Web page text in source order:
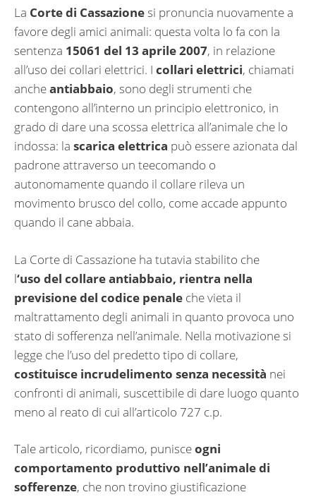
La Corte di Cassazionesi pronuncia nuovamente a
favore degli amici animali: questa volta lo fa con la
sentenza 15061 del 13 aprile 2007, in relazione
all’uso dei collari elettrici. I collari elettrici, chiamati
ancheantiabbaio, sono degli strumenti che
contengono all’interno un principio elettronico, in
grado di dare una scossa elettrica all’animale che lo
indossa: la scarica elettrica può essere azionata dal
padrone attraverso un teecomando o
autonomamente quando il collare rileva un
movimento brusco del collo, come accade appunto
quando il cane abbaia.
La Corte di Cassazione ha tutavia stabilito che
l‘uso del collare antiabbaio, rientra nella
previsione del codice penale che vieta il
maltrattamento degli animali in quanto provoca uno
stato di sofferenza nell’animale. Nella motivazione si
legge che l’uso del predetto tipo di collare,
costituisce incrudelimento senza necessità nei
confronti di animali, suscettibile di dare luogo quanto
meno al reato di cui all’articolo 727 c.p.
Tale articolo, ricordiamo, punisceogni
comportamento produttivo nell’animale di
sofferenze, che non trovino giustificazione